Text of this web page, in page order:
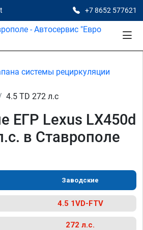
+7 8652 577621
системы рециркуляции
4.5 TD 272 л.с
ЕГР Lexus LX450d
в Ставрополе
Заводские
4.5 1VD-FTV
272 л.с.